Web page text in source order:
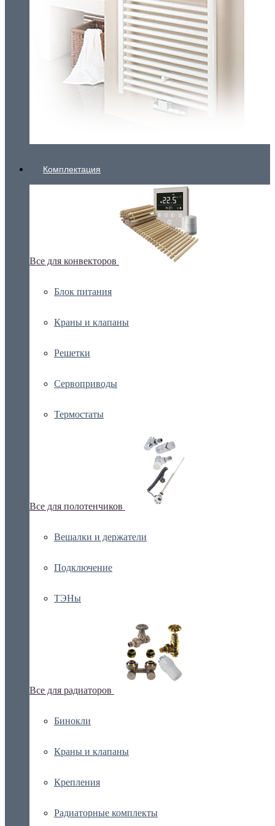
Комплектация
Все для конвекторов
Блок питания
Краны и клапаны
Решетки
Сервоприводы
Термостаты
Все для полотенчиков
Вешалки и держатели
Подключение
ТЭНы
Все для радиаторов
Бинокли
Краны и клапаны
Крепления
Радиаторные комплекты